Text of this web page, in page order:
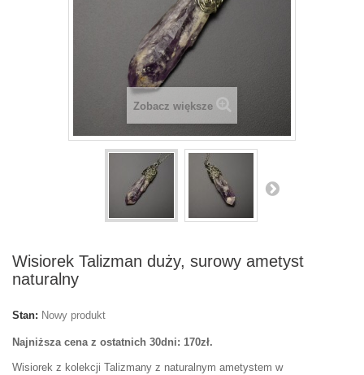
Zobacz większe
Wisiorek Talizman duży, surowy ametyst
naturalny
Stan: Nowy produkt
Najniższa cena z ostatnich 30dni: 170zł.
Wisiorek z kolekcji Talizmany z naturalnym ametystem w